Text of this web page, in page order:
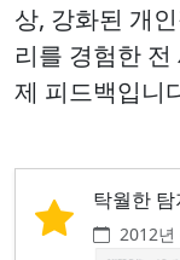
상, 강화된 개
리를 경험한
제 피드백입니
탁월한
2012년